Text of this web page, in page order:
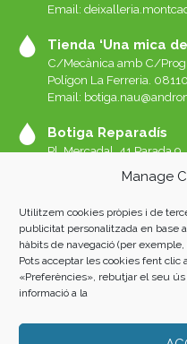
Manage
Utilitzem cookies pròpies i de
publicitat personalitzada en base
hàbits de navegació (per
Pots acceptar les cookies fent clic
«Preferències», rebutjar el seu
informació a la
Email:
Tienda ‘Una mica
C/Mecànica amb C/
Polígon La Ferreria.
Email:
Botiga Reparadís
Pl. Mercadal, 41 Parada 9
Whatssap 639-520-060
Botiga Una Mica de
Pl. Mercadal, 41 Parada 8
Galeries del Mercat de Sant